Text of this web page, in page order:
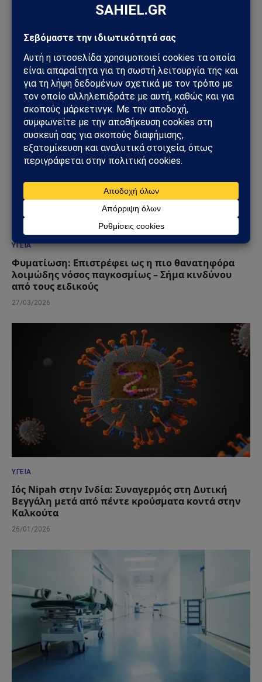
Ατλαντικό: Τρεις νεκροί και διεθνής συναγερμός
04/05/2026
ΥΓΕΊΑ
Φυματίωση: Επιστρέφει ως η πιο θανατηφόρα
λοιμώδης νόσος παγκοσμίως – Σήμα κινδύνου
από τους ειδικούς
27/03/2026
ΥΓΕΊΑ
Ιός Nipah στην Ινδία: Συναγερμός στη Δυτική
Βεγγάλη μετά από πέντε κρούσματα κοντά στην
Καλκούτα
26/01/2026